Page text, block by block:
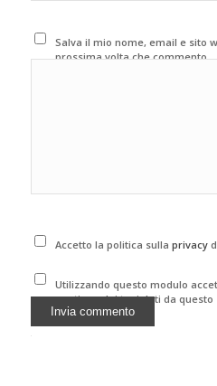
Salva il mio nome, email e sito
prossima volta che commento.
Accetto la politica sullaprivacy
Utilizzando questo modulo
gestione dei tuoi dati da